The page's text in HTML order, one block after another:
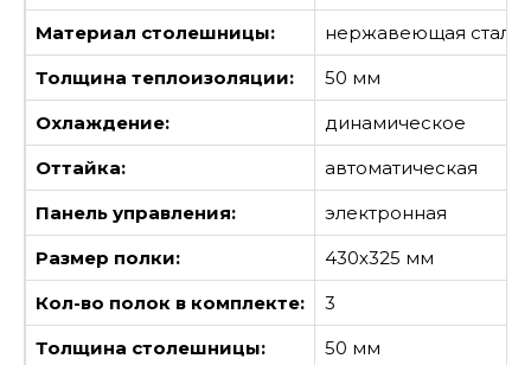
Материал столешницы:
нержавеющая сталь
Толщина теплоизоляции:
50 мм
Охлаждение:
динамическое
Оттайка:
автоматическая
Панель управления:
электронная
Размер полки:
430х325 мм
Кол-во полок в комплекте:
3
Толщина столешницы:
50 мм